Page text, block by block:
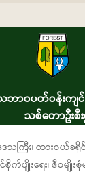
ဝပတ်ဝန်းကျင်ထိ
သစ်တောဦးစီ
သကြီး၊ ထားဝယ်ခ
က်ပျိုးရေး၊ ဇီဝမျို